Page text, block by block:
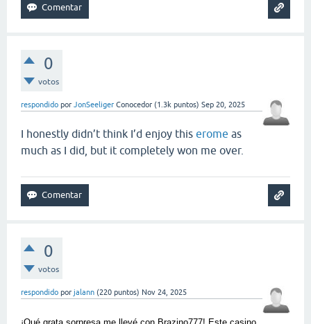
0
votos
respondido por JonSeeliger Conocedor (1.3k puntos) Sep 20, 2025
I honestly didn’t think I’d enjoy this erome as
much as I did, but it completely won me over.
0
votos
respondido por jalann (220 puntos) Nov 24, 2025